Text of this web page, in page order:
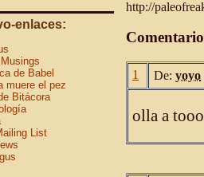
enlaces:
de Babel
muere el pez
Bitácora
List
http://
1 De: yoyo
olla a